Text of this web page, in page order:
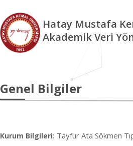
Hatay Mustafa
Akademik Veri
Genel Bilgiler
Kurum Bilgileri: Tayfur Ata Sökmen